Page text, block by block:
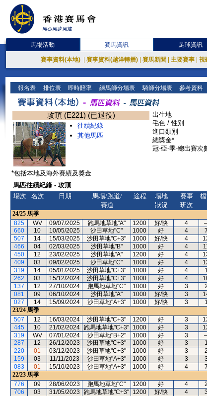
馬場活動 賽馬資訊 足球資訊
賽事資料(本地) 賽事資料(越洋轉播) 賽馬新聞 主要賽事 視
報名表 排位表 即時賠率 練馬師分場表 騎師分場表 參考資料
攻頂 (E221) (已退役)
往績紀錄
其他馬匹
出生地
毛色 / 性別
進口類別
總獎金*
冠-亞-季-總出賽次
*包括本地及海外賽績及獎金
馬匹往績紀錄 - 攻頂
場次
名次 日期
馬場/跑道/
賽道
途程
場地
狀況
賽事
班次
24/25 馬季
825
WV 09/07/2025 跑馬地草地"A" 1200 好/快 4
660
10 10/05/2025 沙田草地"C" 1000 好 4 7
507
14 15/03/2025 沙田草地"C+3" 1000 好/快 4
466
04 02/03/2025 沙田草地"B" 1000 好 4
450
12 23/02/2025 沙田草地"A" 1200 好 4
409
03 09/02/2025 沙田草地"C" 1000 好 4
319
14 05/01/2025 沙田草地"C+3" 1000 好 4 1
262
03 15/12/2024 沙田草地"C+3" 1000 好 4
137
12 27/10/2024 跑馬地草地"C" 1000 好 3 2
081
09 06/10/2024 沙田草地"A" 1000 好/快 3
027
14 15/09/2024 沙田草地"A+3" 1000 好/快 3 1
23/24 馬季
507
12 16/03/2024 沙田草地"C+3" 1200 好 3
445
10 21/02/2024 跑馬地草地"C+3" 1000 好 3
319
WV 07/01/2024 沙田草地"B+2" 1000 好 3
287
12 26/12/2023 沙田草地"C+3" 1000 好 3 1
220
01 03/12/2023 沙田草地"C+3" 1000 好 3 2
159
03 11/11/2023 沙田草地"A+3" 1000 好 3 3
083
01 15/10/2023 沙田草地"A+3" 1000 好 4 7
22/23 馬季
776
09 28/06/2023 跑馬地草地"C" 1200 好 4 2
706
03 31/05/2023 跑馬地草地"C+3" 1200 好/快 4 3